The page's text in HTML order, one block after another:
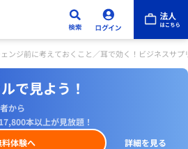
ンジ前に考えておくこと／耳で効く！ビジネスサ
で見よう！
から
本以上が見放題！
体験へ
詳細を見る